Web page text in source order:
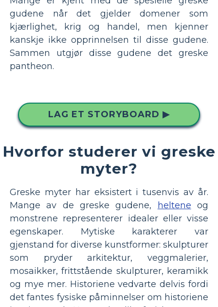
gudene når det gjelder domener som
kjærlighet, krig og handel, men kjenner
kanskje ikke opprinnelsen til disse gudene.
Sammen utgjør disse gudene det greske
pantheon.
LAG ET STORYBOARD ▶
Hvorfor studerer vi greske
myter?
Greske myter har eksistert i tusenvis av år.
Mange av de greske gudene,
heltene og
monstrene representerer idealer eller visse
egenskaper. Mytiske karakterer var
gjenstand for diverse kunstformer: skulpturer
som pryder arkitektur, veggmalerier,
mosaikker, frittstående skulpturer, keramikk
og mye mer. Historiene vedvarte delvis fordi
det fantes fysiske påminnelser om historiene